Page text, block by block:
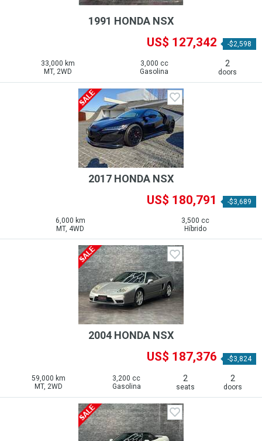
1991 HONDA NSX
US$ 127,342 -$2,598
33,000 km
MT, 2WD
3,000 cc
Gasolina
2
doors
2017 HONDA NSX
US$ 180,791 -$3,689
6,000 km
MT, 4WD
3,500 cc
Híbrido
2004 HONDA NSX
US$ 187,376 -$3,824
59,000 km
MT, 2WD
3,200 cc
Gasolina
2
seats
2
doors